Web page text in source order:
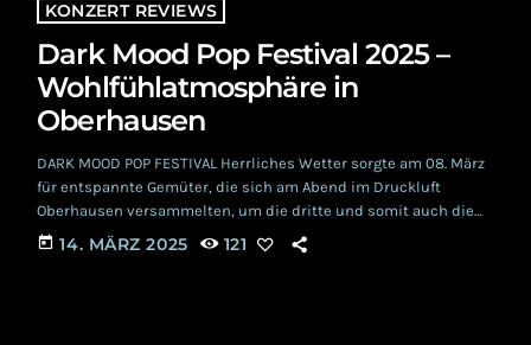
KONZERT REVIEWS
Dark Mood Pop Festival 2025 –
Wohlfühlatmosphäre in
Oberhausen
DARK MOOD POP FESTIVAL Herrliches Wetter sorgte am 08. März
für entspannte Gemüter, die sich am Abend im Druckluft
Oberhausen versammelten, um die dritte und somit auch die
letzte Auflage des DARK MOOD POP FESTIVAL zu genießen. Kurz
nach 20 Uhr begrüßte SEA OF SIN Frontmann Frank Zwicker die
today 14. MÄRZ 2025 121